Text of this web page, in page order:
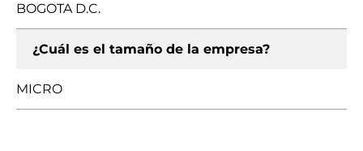
BOGOTA D.C.
¿Cuál es el tamaño de la empresa?
MICRO